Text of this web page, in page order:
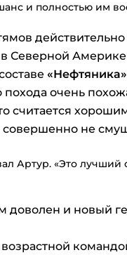
и полностью им
Северной
«Нефтяника»
похода очень
считается
не
Артур. «Это лучший
доволен и новый